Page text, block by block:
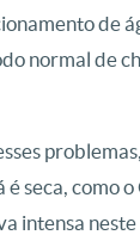
de
normal de
é seca, como
intensa